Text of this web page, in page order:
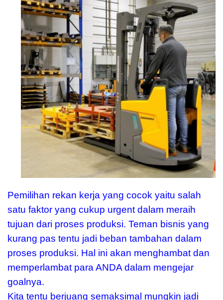
Pemilihan rekan kerja yang cocok yaitu salah
satu faktor yang cukup urgent dalam meraih
tujuan dari proses produksi. Teman bisnis yang
kurang pas tentu jadi beban tambahan dalam
proses produksi. Hal ini akan menghambat dan
memperlambat para ANDA dalam mengejar
goalnya.
Kita tentu berjuang semaksimal mungkin jadi